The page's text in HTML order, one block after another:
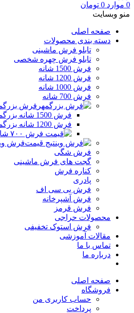
0 موارد 0 تومان
منو وبسایت
صفحه اصلی
دسته بندی محصولات
تابلو فرش ماشینی
تابلو فرش چهره شخصی
فرش 1500 شانه
فرش 1200 شانه
فرش 1000 شانه
فرش 700 شانه
فرش
فرش 1500 شانه بزرگمهر
فرش 1200 شانه بزرگمهر
فرش
فرش شگی
گجت های فرش ماشینی
کناره فرش
پادری
فرش بی سی اف
فرش آشپرخانه
فرش قرمز
محصولات حراجی
فرش استوک تخفیفی
مقالات آموزشی
تماس با ما
درباره ما
صفحه اصلی
فروشگاه
حساب کاربری من
پرداخت